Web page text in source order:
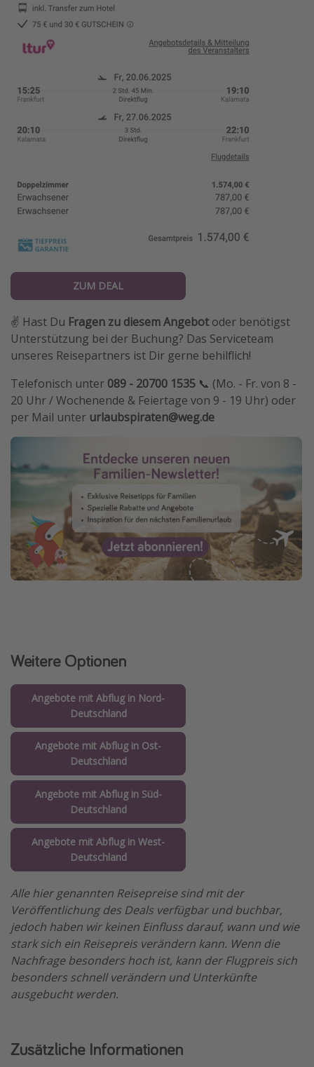
ZUM DEAL
✌️ Hast Du Fragen zu diesem Angebotoder benötigst
Unterstützung bei der Buchung? Das Serviceteam
unseres Reisepartners ist Dir gerne behilflich!
Telefonisch unter 089 - 20700 1535 📞 (Mo. - Fr. von 8 -
20 Uhr / Wochenende & Feiertage von 9 - 19 Uhr) oder
per Mail unter urlaubspiraten@weg.de
Weitere Optionen
Angebote mit Abflug in Nord-
Deutschland
Angebote mit Abflug in Ost-
Deutschland
Angebote mit Abflug in Süd-
Deutschland
Angebote mit Abflug in West-
Deutschland
Alle hier genannten Reisepreise sind mit der
Veröffentlichung des Deals verfügbar und buchbar,
jedoch haben wir keinen Einfluss darauf, wann und wie
stark sich ein Reisepreis verändern kann. Wenn die
Nachfrage besonders hoch ist, kann der Flugpreis sich
besonders schnell verändern und Unterkünfte
ausgebucht werden.
Zusätzliche Informationen